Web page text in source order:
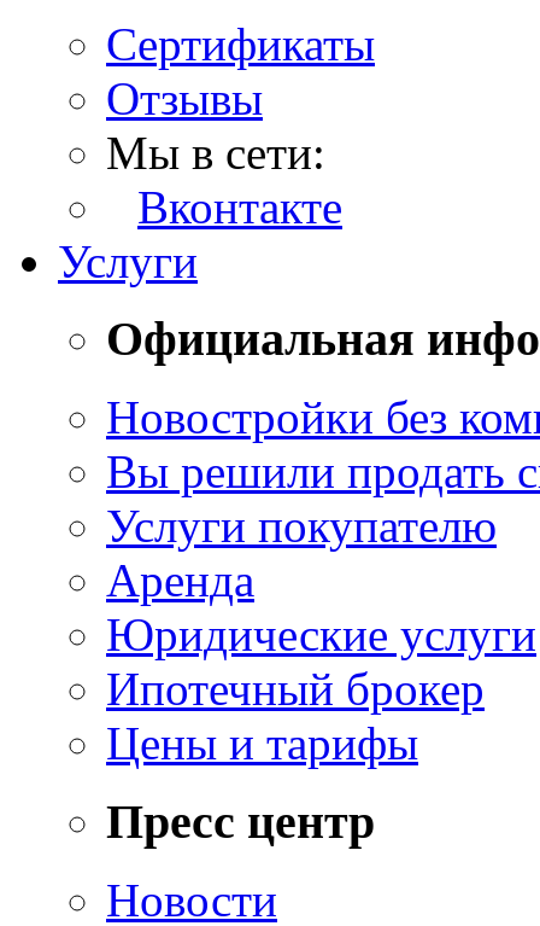
Сертификаты
Отзывы
Мы в сети:
Вконтакте
Услуги
Официальная
Новостройки без
Вы решили продать
Услуги покупателю
Аренда
Юридические услуги
Ипотечный брокер
Цены и тарифы
Пресс центр
Новости